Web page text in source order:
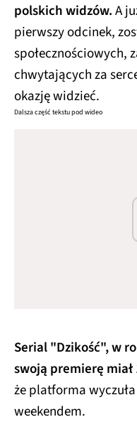
polskich widzów.A
pierwszy odcinek,
społecznościowych,
chwytających za
okazję widzieć.
Dalsza część tekstu pod wideo
Serial "Dzikość", w
swoją premierę miał
że platforma
weekendem.